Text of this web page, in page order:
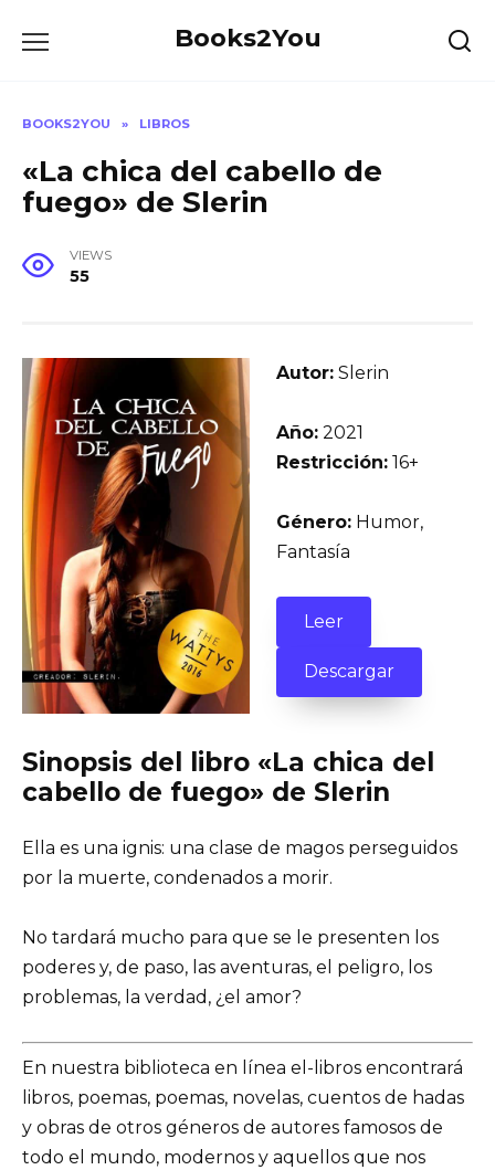
Books2You
BOOKS2YOU » LIBROS
«La chica del cabello de
fuego» de Slerin
VIEWS
55
Autor: Slerin
Año: 2021
Restricción: 16+
Género: Humor,
Fantasía
Leer
Descargar
Sinopsis del libro «La chica del
cabello de fuego» de Slerin
Ella es una ignis: una clase de magos perseguidos
por la muerte, condenados a morir.
No tardará mucho para que se le presenten los
poderes y, de paso, las aventuras, el peligro, los
problemas, la verdad, ¿el amor?
En nuestra biblioteca en línea el-libros encontrará
libros, poemas, poemas, novelas, cuentos de hadas
y obras de otros géneros de autores famosos de
todo el mundo, modernos y aquellos que nos